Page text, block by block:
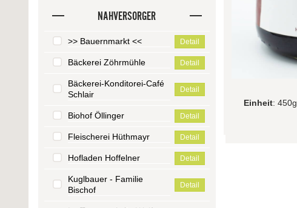
NAHVERSORGER
>> Bauernmarkt << Detail
Bäckerei Zöhrmühle Detail
Bäckerei-Konditorei-Café
Schlair
Detail
Biohof Öllinger Detail
Fleischerei Hüthmayr Detail
Hofladen Hoffelner Detail
Kuglbauer - Familie
Bischof
Detail
Einheit: 450g